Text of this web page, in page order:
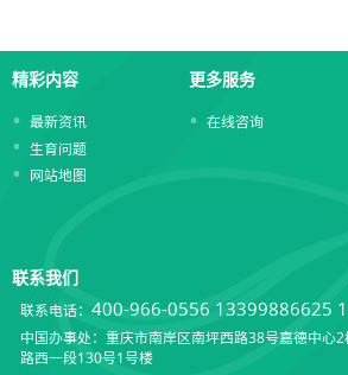
精彩内容
最新资讯
生育问题
网站地图
更多服务
在线咨询
联系我们
联系电话： 400-966-0556 13399886625
中国办事处：重庆市南岸区南坪西路38号嘉德中心
路西一段130号1号楼